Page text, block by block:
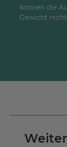
können die
Gewicht